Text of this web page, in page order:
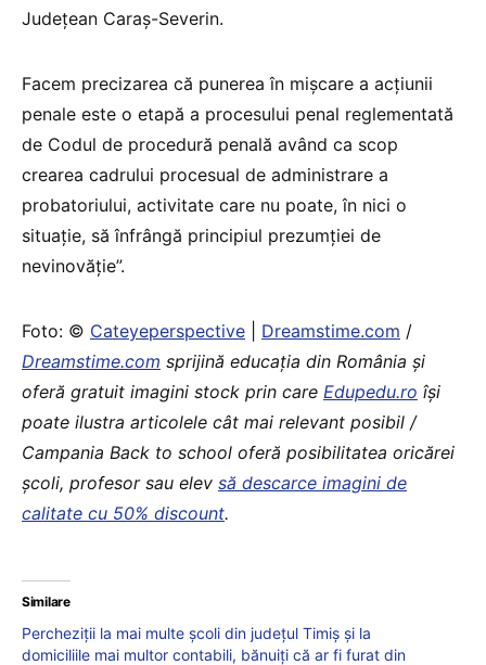
Județean Caraș-Severin.
Facem precizarea că punerea în mișcare a acțiunii
penale este o etapă a procesului penal reglementată
de Codul de procedură penală având ca scop
crearea cadrului procesual de administrare a
probatoriului, activitate care nu poate, în nici o
situație, să înfrângă principiul prezumției de
nevinovăție”.
Foto: © Cateyeperspective Dreamstime.com /
Dreamstime.com sprijină educaţia din România şi
oferă gratuit imagini stock prin care Edupedu.ro îşi
poate ilustra articolele cât mai relevant posibil /
Campania Back to school oferă posibilitatea oricărei
școli, profesor sau elev să descarce imagini de
calitate cu 50% discount.
Similare
Percheziții la mai multe școli din județul Timiș și la
domiciliile mai multor contabili, bănuiți că ar fi furat din